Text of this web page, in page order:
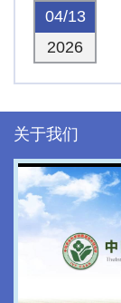
04/13
2026
关于我们